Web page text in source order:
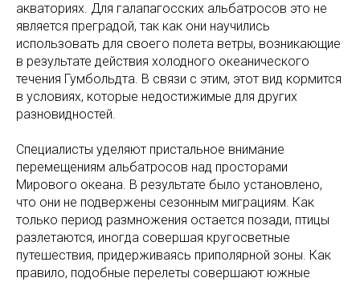
акваториях. Для галапагосских альбатросов это не
является преградой, так как они научились
использовать для своего полета ветры, возникающие
в результате действия холодного океанического
течения Гумбольдта. В связи с этим, этот вид кормится
в условиях, которые недостижимые для других
разновидностей.
Специалисты уделяют пристальное внимание
перемещениям альбатросов над просторами
Мирового океана. В результате было установлено,
что они не подвержены сезонным миграциям. Как
только период размножения остается позади, птицы
разлетаются, иногда совершая кругосветные
путешествия, придерживаясь приполярной зоны. Как
правило, подобные перелеты совершают южные